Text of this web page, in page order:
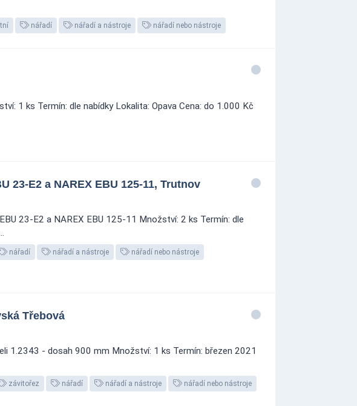
nářadí nářadí a nástroje nářadí nebo nástroje
1 ks Termín: dle nabídky Lokalita: Opava Cena: do 1.000 Kč
23-E2 a NAREX EBU 125-11, Trutnov
23-E2 a NAREX EBU 125-11 Množství: 2 ks Termín: dle
nářadí nářadí a nástroje nářadí nebo nástroje
Třebová
1.2343 - dosah 900 mm Množství: 1 ks Termín: březen 2021
závitořez nářadí nářadí a nástroje nářadí nebo nástroje